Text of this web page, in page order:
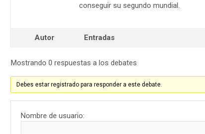
conseguir su segundo mundial.
Autor Entradas
Mostrando 0 respuestas a los debates
Debes estar registrado para responder a este debate.
Nombre de usuario: